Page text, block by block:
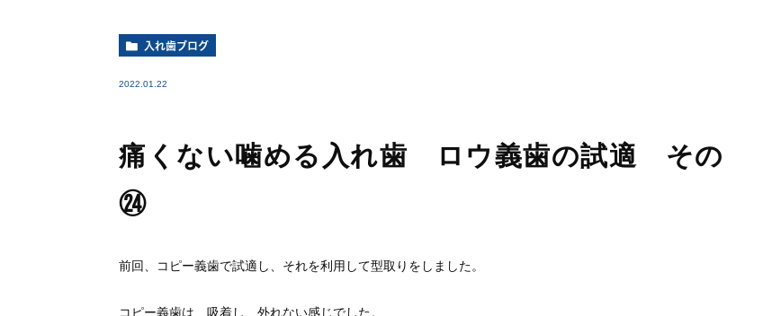
入れ歯ブログ
2022.01.22
痛くない噛める入れ歯 ロウ義歯の試適 その
㉔
前回、コピー義歯で試適し、それを利用して型取りをしました。
コピー義歯は、吸着し、外れない感じでした。